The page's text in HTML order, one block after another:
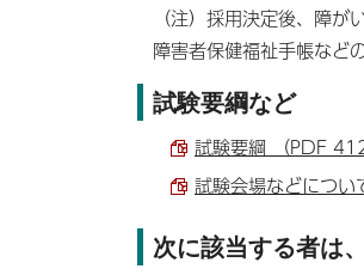
（注）採用決定後、障
障害者保健福祉手帳など
試験要綱など
試験要綱 （PDF
試験会場などについ
次に該当する者は